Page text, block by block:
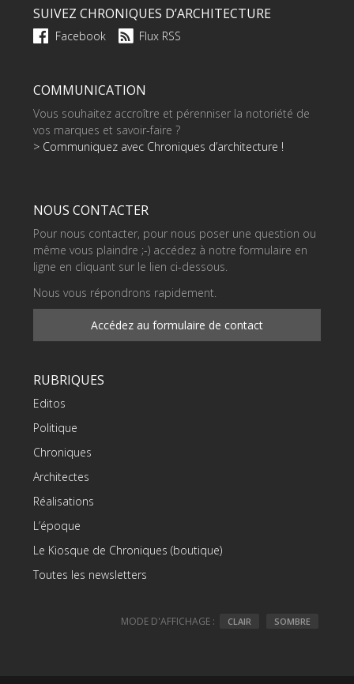
SUIVEZ CHRONIQUES D’ARCHITECTURE
Facebook Flux RSS
COMMUNICATION
Vous souhaitez accroître et pérenniser la notoriété de
vos marques et savoir-faire ?
> Communiquez avec Chroniques d’architecture !
NOUS CONTACTER
Pour nous contacter, pour nous poser une question ou
même vous plaindre ;-) accédez à notre formulaire en
ligne en cliquant sur le lien ci-dessous.
Nous vous répondrons rapidement.
Accédez au formulaire de contact
RUBRIQUES
Editos
Politique
Chroniques
Architectes
Réalisations
L’époque
Le Kiosque de Chroniques (boutique)
Toutes les newsletters
MODE D'AFFICHAGE : CLAIR SOMBRE